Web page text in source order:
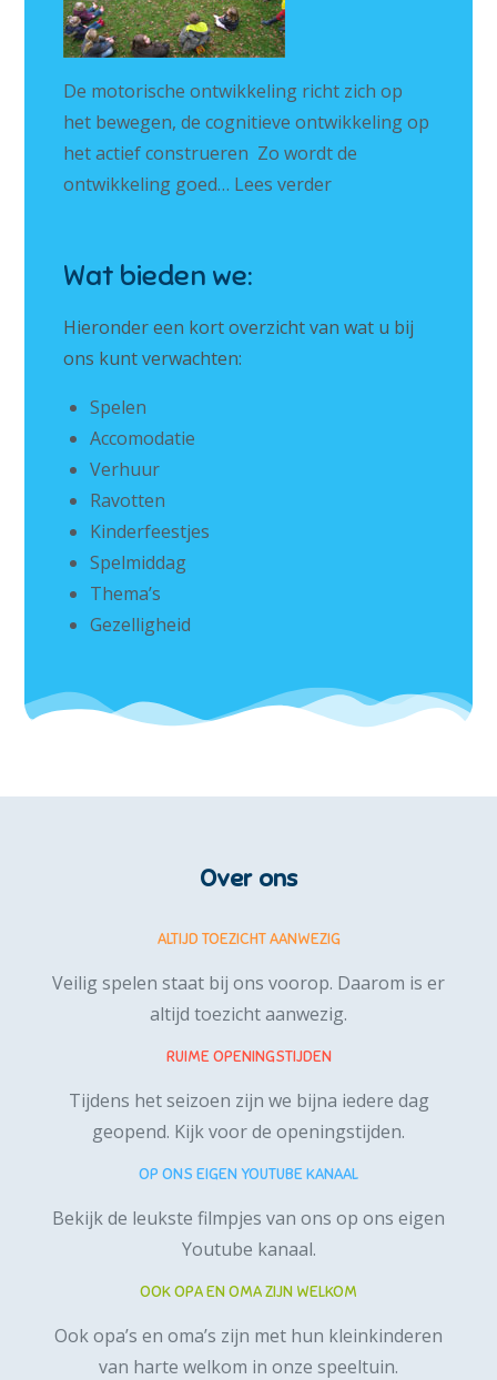
De motorische ontwikkeling richt zich op
het bewegen, de cognitieve ontwikkeling op
het actief construeren Zo wordt de
ontwikkeling goed… Lees verder
Wat bieden we:
Hieronder een kort overzicht van wat u bij
ons kunt verwachten:
Spelen
Accomodatie
Verhuur
Ravotten
Kinderfeestjes
Spelmiddag
Thema’s
Gezelligheid
Over ons
ALTIJD TOEZICHT AANWEZIG
Veilig spelen staat bij ons voorop. Daarom is er
altijd toezicht aanwezig.
RUIME OPENINGSTIJDEN
Tijdens het seizoen zijn we bijna iedere dag
geopend. Kijk voor de openingstijden.
OP ONS EIGEN YOUTUBE KANAAL
Bekijk de leukste filmpjes van ons op ons eigen
Youtube kanaal.
OOK OPA EN OMA ZIJN WELKOM
Ook opa’s en oma’s zijn met hun kleinkinderen
van harte welkom in onze speeltuin.